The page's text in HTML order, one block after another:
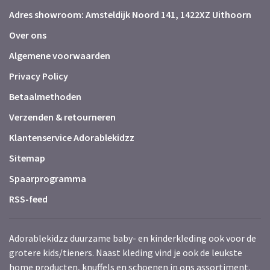
Adres showroom: Amsteldijk Noord 141, 1422XZ Uithoorn
Over ons
Algemene voorwaarden
Privacy Policy
Betaalmethoden
Verzenden & retourneren
Klantenservice Adorablekidzz
Sitemap
Spaarprogramma
RSS-feed
Adorablekidzz duurzame baby- en kinderkleding ook voor de
grotere kids/tieners. Naast kleding vind je ook de leukste
home producten, knuffels en schoenen in ons assortiment.